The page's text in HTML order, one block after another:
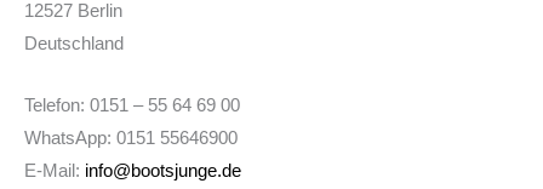
12527 Berlin
Deutschland
Telefon: 0151 – 55 64 69 00
WhatsApp: 0151 55646900
E-Mail: info@bootsjunge.de